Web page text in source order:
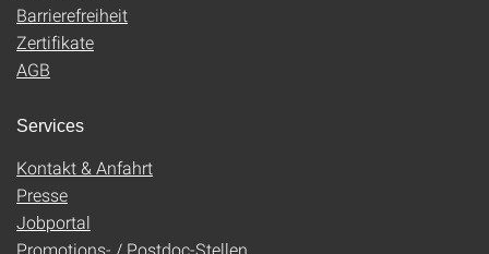
Barrierefreiheit
Zertifikate
AGB
Services
Kontakt & Anfahrt
Presse
Jobportal
Promotions- / Postdoc-Stellen